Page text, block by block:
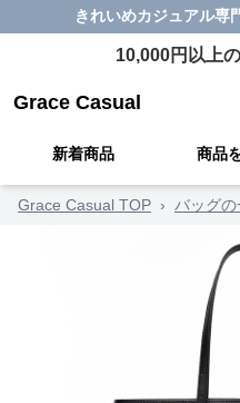
きれいめカジュアル専
10,000円以上
Grace Casual
新着商品 商品
Grace Casual TOP › バッグの